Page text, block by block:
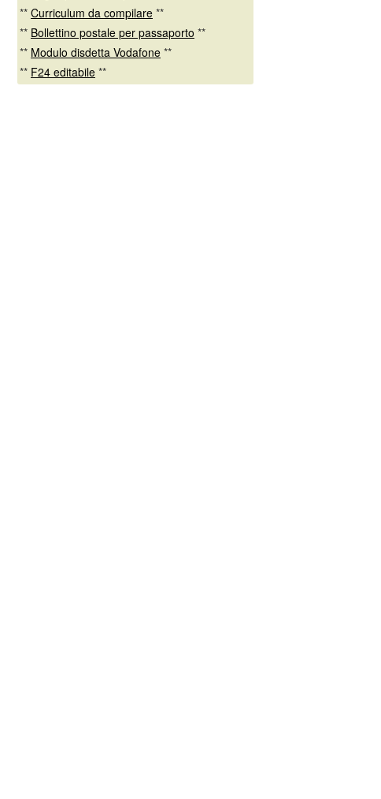
** Curriculum da compilare **
** Bollettino postale per passaporto **
** Modulo disdetta Vodafone **
** F24 editabile **